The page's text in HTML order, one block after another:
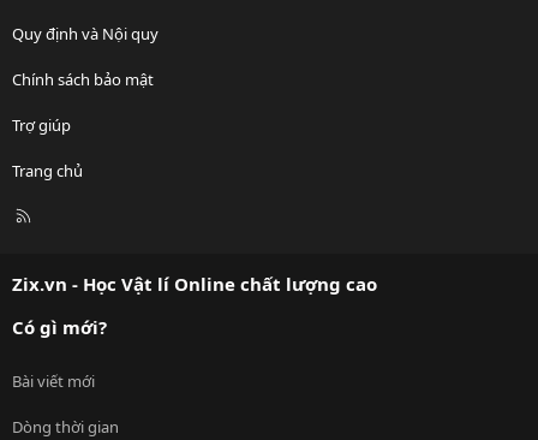
Quy định và Nội quy
Chính sách bảo mật
Trợ giúp
Trang chủ
R
Zix.vn - Học Vật lí Online chất lượng cao
Có gì mới?
Bài viết mới
Dòng thời gian